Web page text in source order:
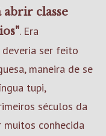
classe
. Era
deveria ser feito
maneira de se
tupi,
séculos da
muitos conhecida